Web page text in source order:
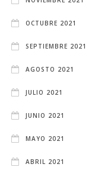
OCTUBRE 2021
SEPTIEMBRE 2021
AGOSTO 2021
JULIO 2021
JUNIO 2021
MAYO 2021
ABRIL 2021